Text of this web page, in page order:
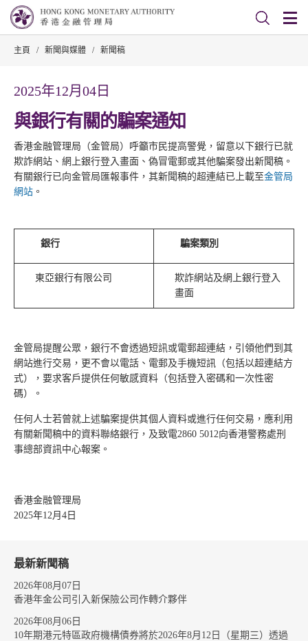
主頁 / 新聞與媒體 / 新聞稿
2025年12月04日
與銀行有關的騙案通知
香港金融管理局（金管局）呼籲市民提高警覺，留意以下銀行已就
欺詐網站、網上銀行登入畫面、偽冒電郵或其他騙案發出新聞稿。
有關銀行已向金管局匯報事件，其新聞稿的超連結已上載至金管局
網站 。
銀行 騙案類別
東亞銀行有限公司
欺詐網站及網上銀行登入
畫面
金管局提醒公眾，銀行不會透過短訊或電郵超連結，引領他們到其
網站進行交易，更不會以電話、電郵及手機短訊（包括以超連結方
式），要求客戶提供任何敏感資料（包括登入密碼和一次性密
碼）。
任何人士若曾就上述騙案提供其個人資料或進行任何交易，應利用
有關新聞稿中的資料聯絡銀行，及致電2860 5012向香港警務處刑
事總部資訊中心報案。
香港金融管理局
2025年12月4日
最新新聞稿
2026年08月07日
香港年金公司引入新保險公司作轉介夥伴
2026年08月06日
10年期港元特區政府機構債券將於2026年8月12日（星期三）透過